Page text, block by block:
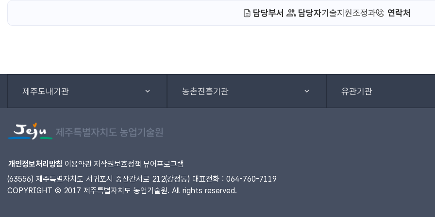
담당부서 담당자기술지원조정과 연락처
제주도내기관 농촌진흥기관 유관기관
개인정보처리방침 이용약관 저작권보호정책 뷰어프로그램
(63556) 제주특별자치도 서귀포시 중산간서로 212(강정동) 대표전화 : 064-760-7119
COPYRIGHT © 2017 제주특별자치도 농업기술원. All rights reserved.